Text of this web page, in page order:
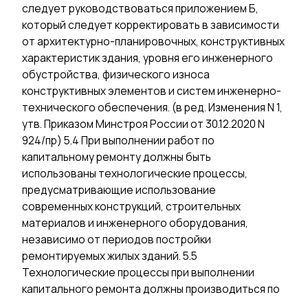
следует руководствоваться приложением Б,
который следует корректировать в зависимости
от архитектурно-планировочных, конструктивных
характеристик здания, уровня его инженерного
обустройства, физического износа
конструктивных элементов и систем инженерно-
технического обеспечения. (в ред. Изменения N 1,
утв. Приказом Минстроя России от 30.12.2020 N
924/пр) 5.4 При выполнении работ по
капитальному ремонту должны быть
использованы технологические процессы,
предусматривающие использование
современных конструкций, строительных
материалов и инженерного оборудования,
независимо от периодов постройки
ремонтируемых жилых зданий. 5.5
Технологические процессы при выполнении
капитального ремонта должны производиться по